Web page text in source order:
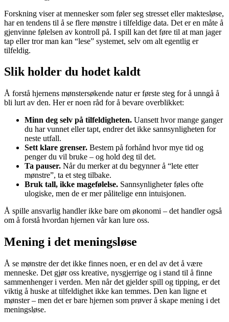
Forskning viser at mennesker som føler seg stresset eller maktesløse,
har en tendens til å se flere mønstre i tilfeldige data. Det er en måte å
gjenvinne følelsen av kontroll på. I spill kan det føre til at man jager
tap eller tror man kan “lese” systemet, selv om alt egentlig er
tilfeldig.
Slik holder du hodet kaldt
Å forstå hjernens mønstersøkende natur er første steg for å unngå å
bli lurt av den. Her er noen råd for å bevare overblikket:
Minn deg selv på tilfeldigheten. Uansett hvor mange ganger
du har vunnet eller tapt, endrer det ikke sannsynligheten for
neste utfall.
Sett klare grenser. Bestem på forhånd hvor mye tid og
penger du vil bruke – og hold deg til det.
Ta pauser. Når du merker at du begynner å “lete etter
mønstre”, ta et steg tilbake.
Bruk tall, ikke magefølelse. Sannsynligheter føles ofte
ulogiske, men de er mer pålitelige enn intuisjonen.
Å spille ansvarlig handler ikke bare om økonomi – det handler også
om å forstå hvordan hjernen vår kan lure oss.
Mening i det meningsløse
Å se mønstre der det ikke finnes noen, er en del av det å være
menneske. Det gjør oss kreative, nysgjerrige og i stand til å finne
sammenhenger i verden. Men når det gjelder spill og tipping, er det
viktig å huske at tilfeldighet ikke kan temmes. Den kan ligne et
mønster – men det er bare hjernen som prøver å skape mening i det
meningsløse.